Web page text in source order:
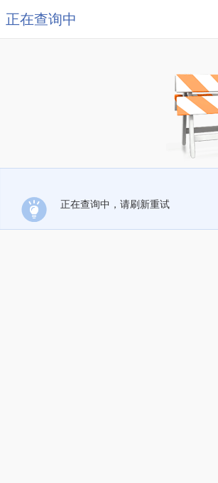
正在查询中
正在查询中，请刷新重试